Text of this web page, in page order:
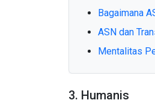
Bagaimana
ASN dan
Mentalitas
3. Humanis